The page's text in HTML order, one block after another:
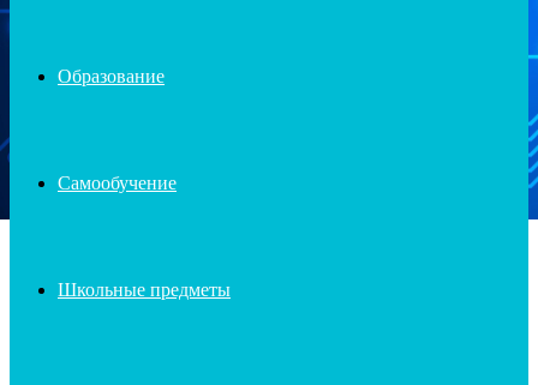
Образование
Самообучение
Школьные предметы